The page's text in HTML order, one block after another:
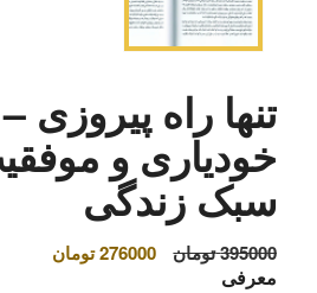
تنها راه پیروزی
خودیاری و
سبک زندگی
395000تومان
قیمت
276000تومانقیمت
معرفی